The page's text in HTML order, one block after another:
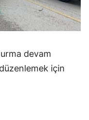
devam
düzenlemek için